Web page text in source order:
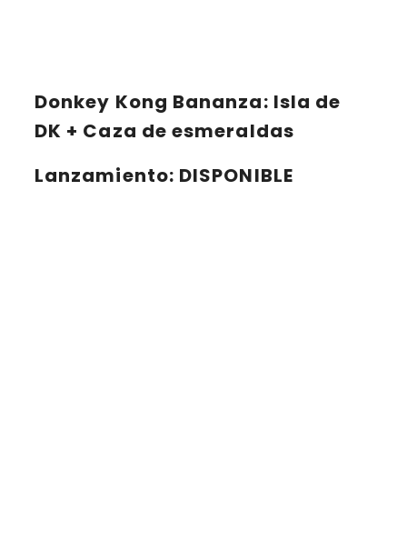
Donkey Kong Bananza: Isla de
DK + Caza de esmeraldas
Lanzamiento: DISPONIBLE